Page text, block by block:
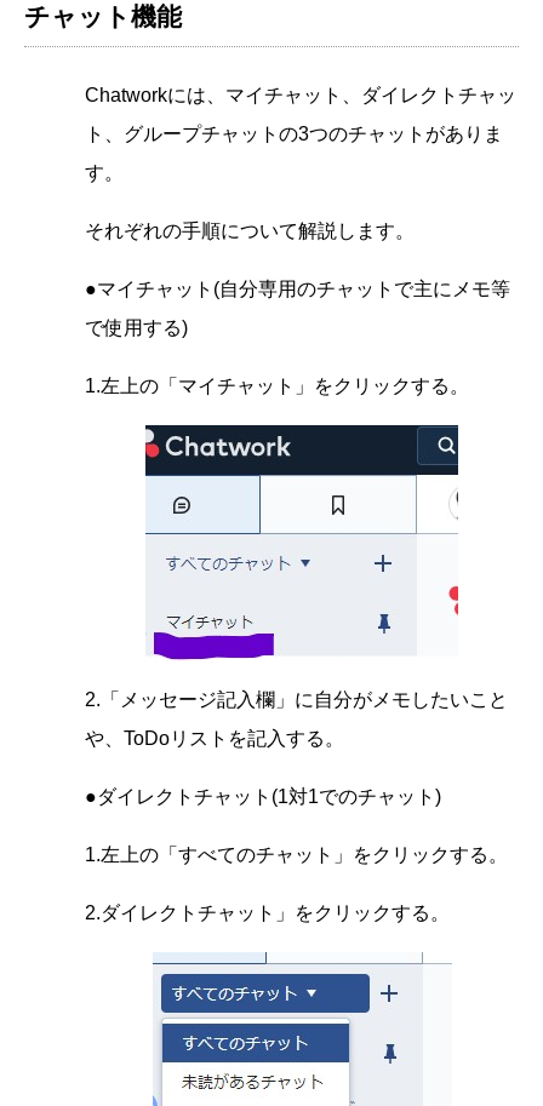
チャット機能
Chatworkには、マイチャット、ダイレクトチャッ
ト、グループチャットの3つのチャットがありま
す。
それぞれの手順について解説します。
●マイチャット(自分専用のチャットで主にメモ等
で使用する)
1.左上の「マイチャット」をクリックする。
2.「メッセージ記入欄」に自分がメモしたいこと
や、ToDoリストを記入する。
●ダイレクトチャット(1対1でのチャット)
1.左上の「すべてのチャット」をクリックする。
2.ダイレクトチャット」をクリックする。